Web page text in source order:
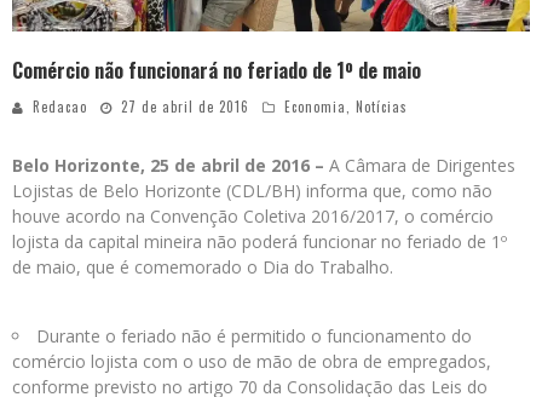
Comércio não funcionará no feriado de 1º de maio
Redacao 27 de abril de 2016 Economia, Notícias
Belo Horizonte, 25 de abril de 2016 – A Câmara de Dirigentes
Lojistas de Belo Horizonte (CDL/BH) informa que, como não
houve acordo na Convenção Coletiva 2016/2017, o comércio
lojista da capital mineira não poderá funcionar no feriado de 1º
de maio, que é comemorado o Dia do Trabalho.
Durante o feriado não é permitido o funcionamento do
comércio lojista com o uso de mão de obra de empregados,
conforme previsto no artigo 70 da Consolidação das Leis do